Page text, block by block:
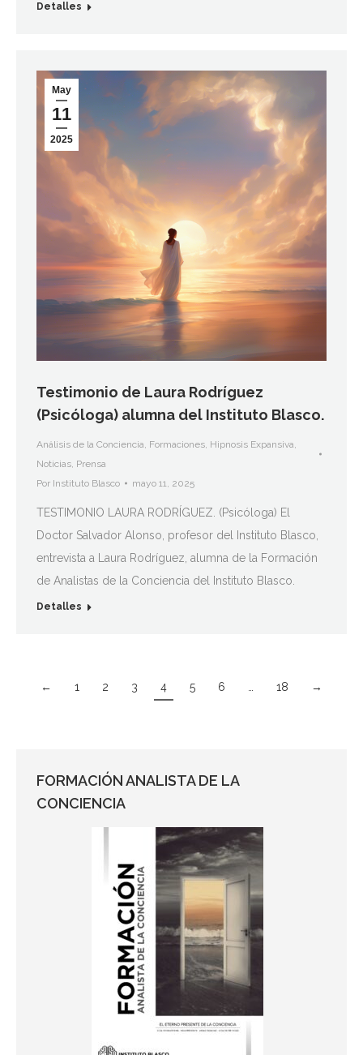
Detalles
May
11
2025
Testimonio de Laura Rodríguez
(Psicóloga) alumna del Instituto Blasco.
Análisis de la Conciencia, Formaciones, Hipnosis Expansiva,
Noticias, Prensa
Por Instituto Blasco mayo 11, 2025
TESTIMONIO LAURA RODRÍGUEZ. (Psicóloga) El
Doctor Salvador Alonso, profesor del Instituto Blasco,
entrevista a Laura Rodríguez, alumna de la Formación
de Analistas de la Conciencia del Instituto Blasco.
Detalles
← 1 2 3 4 5 6 18 →
FORMACIÓN ANALISTA DE LA
CONCIENCIA